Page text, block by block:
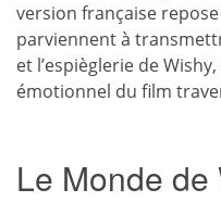
version française
parviennent à
et l’espièglerie de
émotionnel du film
Le Monde de